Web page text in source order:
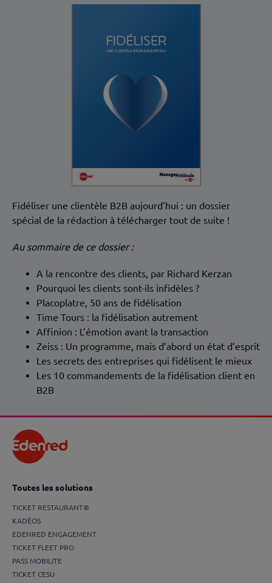
Fidéliser une clientèle B2B aujourd’hui : un dossier
spécial de la rédaction à télécharger tout de suite !
Au sommaire de ce dossier :
A la rencontre des clients, par Richard Kerzan
Pourquoi les clients sont-ils infidèles ?
Placoplatre, 50 ans de fidélisation
Time Tours : la fidélisation autrement
Affinion : L’émotion avant la transaction
Zeiss : Un programme, mais d’abord un état d’esprit
Les secrets des entreprises qui fidélisent le mieux
Les 10 commandements de la fidélisation client en
B2B
Toutes les solutions
TICKET RESTAURANT®
KADÉOS
EDENRED ENGAGEMENT
TICKET FLEET PRO
PASS MOBILITE
TICKET CESU